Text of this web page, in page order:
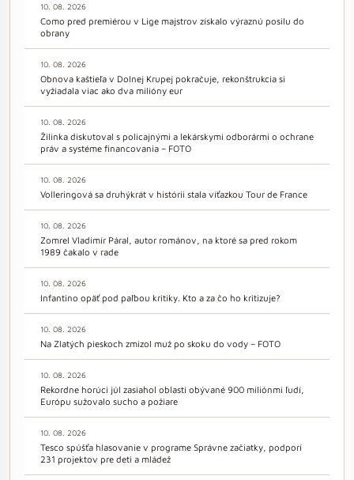
10. 08. 2026
Como pred premiérou v Lige majstrov získalo výraznú posilu do
obrany
10. 08. 2026
Obnova kaštieľa v Dolnej Krupej pokračuje, rekonštrukcia si
vyžiadala viac ako dva milióny eur
10. 08. 2026
Žilinka diskutoval s policajnými a lekárskymi odborármi o ochrane
práv a systéme financovania – FOTO
10. 08. 2026
Volleringová sa druhýkrát v histórii stala víťazkou Tour de France
10. 08. 2026
Zomrel Vladimír Páral, autor románov, na ktoré sa pred rokom
1989 čakalo v rade
10. 08. 2026
Infantino opäť pod paľbou kritiky. Kto a za čo ho kritizuje?
10. 08. 2026
Na Zlatých pieskoch zmizol muž po skoku do vody – FOTO
10. 08. 2026
Rekordne horúci júl zasiahol oblasti obývané 900 miliónmi ľudí,
Európu sužovalo sucho a požiare
10. 08. 2026
Tesco spúšťa hlasovanie v programe Správne začiatky, podporí
231 projektov pre deti a mládež